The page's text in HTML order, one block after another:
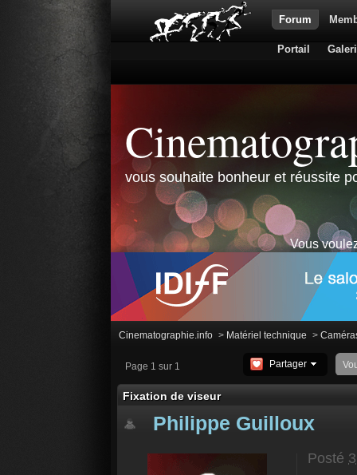
Forum
Portail
vous souhaite bonheur et réussite
Vous
Cinematographie.info > Matériel technique >
Page 1 sur 1 Partager
Fixation de viseur
Philippe Guilloux
Posté